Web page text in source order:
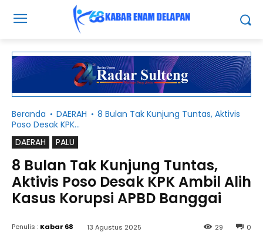
Beranda DAERAH
8 Bulan Tak Kunjung Tuntas, Aktivis
Poso Desak KPK...
DAERAH
PALU
8 Bulan Tak Kunjung Tuntas,
Aktivis Poso Desak KPK Ambil Alih
Kasus Korupsi APBD Banggai
Penulis : Kabar 68 13 Agustus 2025 0
29